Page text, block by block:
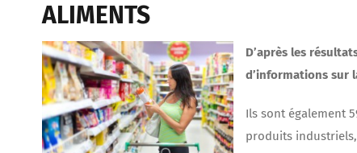
ALIMENTS
D’après les
d’informations sur
Ils sont également
produits industriels,